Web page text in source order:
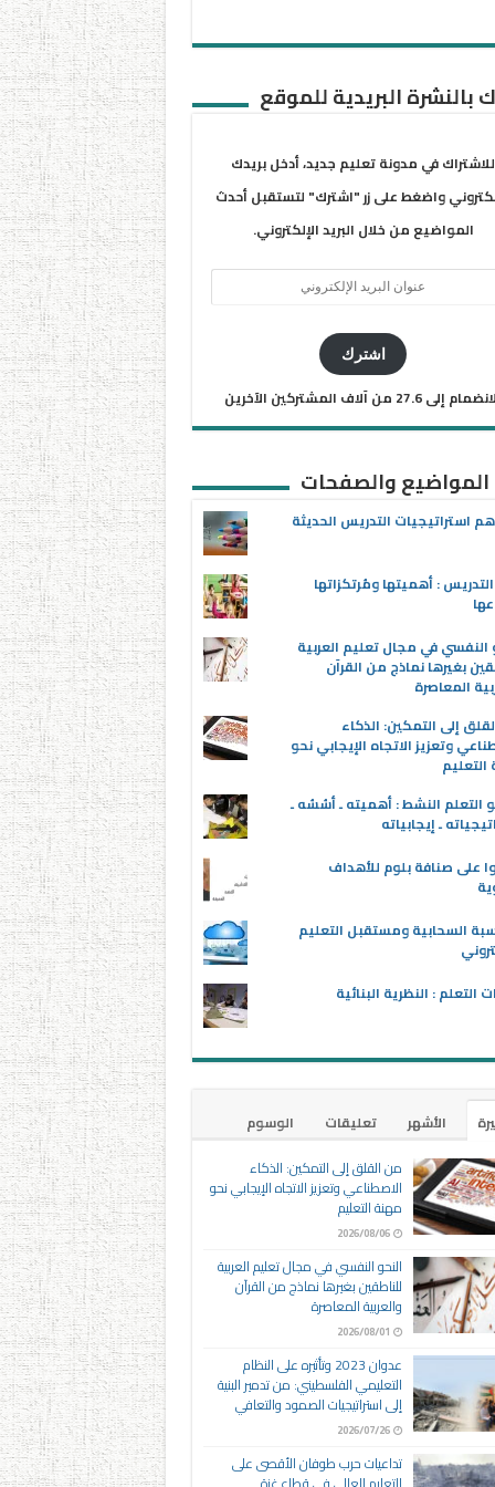
بالنشرة البريدية للموقع
للاشتراك في مدونة تعليم جديد، أدخل بريدك
واضغط على زر "اشترك" لتستقبل أحدث
المواضيع من خلال البريد الإلكتروني.
اشترك
إلى 27.6 من آلاف المشتركين الآخرين
المواضيع والصفحات
استراتيجيات التدريس الحديثة
: أهميتها ومُرتكزاتها
النفسي في مجال تعليم العربية
بغيرها نماذج من القرآن
المعاصرة
إلى التمكين: الذكاء
وتعزيز الاتجاه الإيجابي نحو
التعلم النشط : أهميته ـ أسُسُه ـ
ـ إيجابياته
على صنافة بلوم للأهداف
السحابية ومستقبل التعليم
التعلم : النظرية البنائية
الأشهر تعليقات
الوسوم
من القلق إلى التمكين: الذكاء
الاصطناعي وتعزيز الاتجاه الإيجابي نحو
مهنة التعليم
2026/08/06
النحو النفسي في مجال تعليم العربية
للناطقين بغيرها نماذج من القرآن
والعربية المعاصرة
2026/08/01
عدوان 2023 وتأثيره على النظام
التعليمي الفلسطيني: من تدمير البنية
إلى استراتيجيات الصمود والتعافي
2026/07/26
تداعيات حرب طوفان الأقصى على